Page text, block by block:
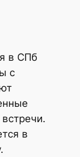
в СПб
с
в